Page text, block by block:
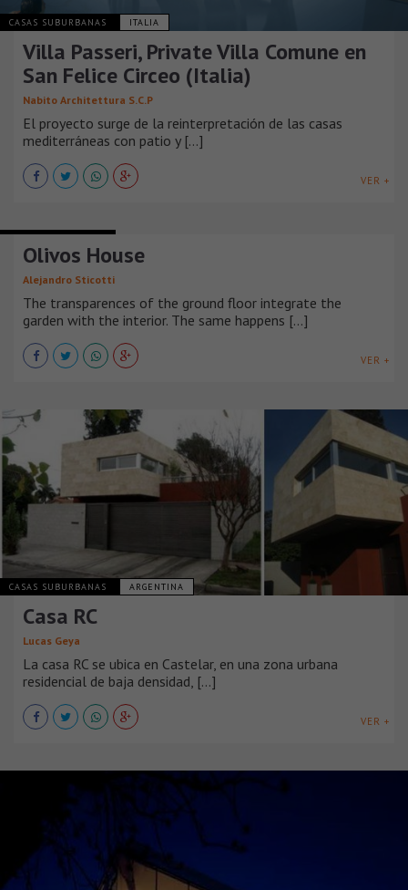
CASAS SUBURBANAS ITALIA
Villa Passeri, Private Villa Comune en
San Felice Circeo (Italia)
Nabito Architettura S.C.P
El proyecto surge de la reinterpretación de las casas
mediterráneas con patio y [...]
VER +
Olivos House
Alejandro Sticotti
The transparences of the ground floor integrate the
garden with the interior. The same happens [...]
VER +
CASAS SUBURBANAS ARGENTINA
Casa RC
Lucas Geya
La casa RC se ubica en Castelar, en una zona urbana
residencial de baja densidad, [...]
VER +